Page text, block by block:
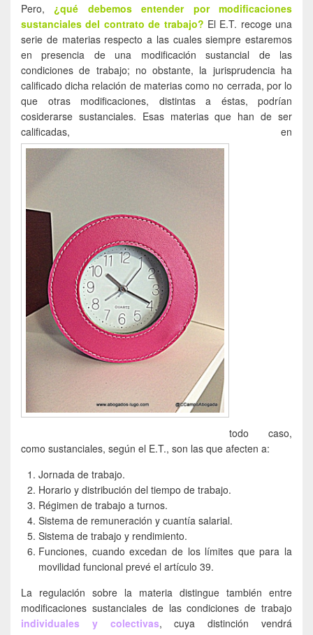
Pero, ¿qué debemos entender por modificaciones
sustanciales del contrato de trabajo? El E.T. recoge una
serie de materias respecto a las cuales siempre estaremos
en presencia de una modificación sustancial de las
condiciones de trabajo; no obstante, la jurisprudencia ha
calificado dicha relación de materias como no cerrada, por lo
que otras modificaciones, distintas a éstas, podrían
cosiderarse sustanciales. Esas materias que han de ser
calificadas, en
todo caso,
como sustanciales, según el E.T., son las que afecten a:
Jornada de trabajo.
Horario y distribución del tiempo de trabajo.
Régimen de trabajo a turnos.
Sistema de remuneración y cuantía salarial.
Sistema de trabajo y rendimiento.
Funciones, cuando excedan de los límites que para la
movilidad funcional prevé el artículo 39.
La regulación sobre la materia distingue también entre
modificaciones sustanciales de las condiciones de trabajo
individuales y colectivas, cuya distinción vendrá